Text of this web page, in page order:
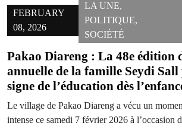
FEBRUARY
08, 2026
LA UNE,
POLITIQUE,
SOCIÉTÉ
Pakao Diareng : La 48e édition
annuelle de la famille Seydi Sall
signe de l’éducation dès
Le village de Pakao Diareng a vécu un
intense ce samedi 7 février 2026 à l’occasion